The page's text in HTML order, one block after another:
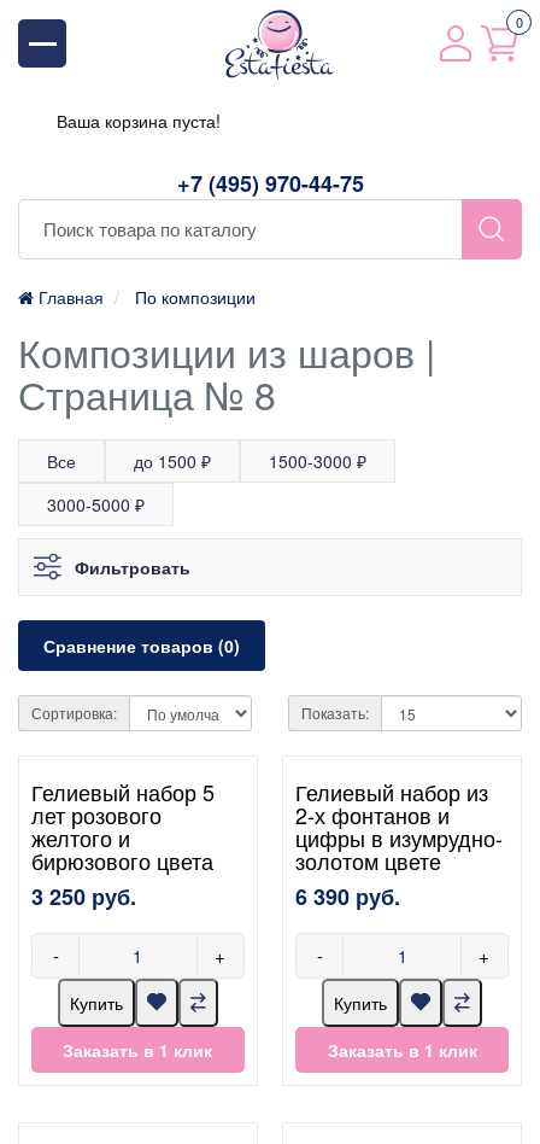
+7 (495) 970-44-75
0
Ваша корзина пуста!
Главная По композиции
Композиции из шаров |
Страница № 8
Все до 1500 ₽
1500-3000 ₽
3000-5000 ₽
Фильтровать
Сравнение товаров (0)
Сортировка: Показать:
Гелиевый набор 5
лет розового
желтого и
бирюзового цвета
3 250 руб.
- +
Купить
Заказать в 1 клик
Гелиевый набор из
2-х фонтанов и
цифры в изумрудно-
золотом цвете
6 390 руб.
- +
Купить
Заказать в 1 клик